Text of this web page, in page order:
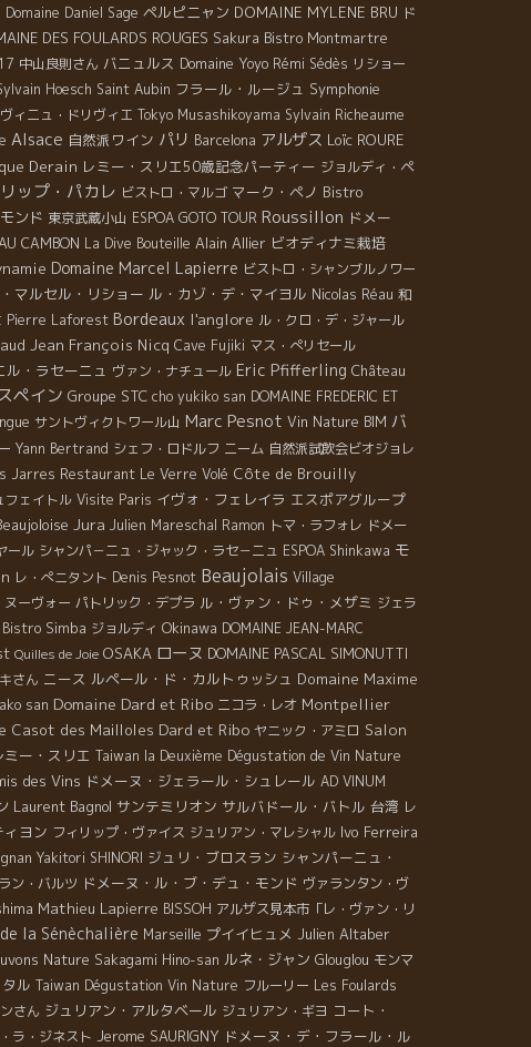
Domaine Daniel Sage ペルピニャン DOMAINE MYLENE BRU ド
DES FOULARDS ROUGES Sakura Bistro Montmartre
中山良則さん バニュルス Domaine Yoyo Rémi Sédès リショー
Hoesch Saint Aubin フラール・ルージュ Symphonie
ィニュ・ドリヴィエ Tokyo Musashikoyama Sylvain Richeaume
Alsace 自然派ワイン パリ Barcelona アルザス Loïc ROURE
Derain レミー・スリエ50歳記念パーティー ジョルディ・ペ
ップ・パカレ ビストロ・マルゴ マーク・ペノ Bistro
ンド 東京武蔵小山 ESPOA GOTO TOUR Roussillon ドメー
CAMBON La Dive Bouteille Alain Allier ビオディナミ栽培
Domaine Marcel Lapierre ビストロ・シャンブルノワー
マルセル・リショー ル・カゾ・デ・マイヨル Nicolas Réau 和
Pierre Laforest Bordeaux l'anglore ル・クロ・デ・ジャール
Jean François Nicq Cave Fujiki マス・ぺリセール
ル・ラセーニュ ヴァン・ナチュール Eric Pfifferling Château
ペイン Groupe STC cho yukiko san DOMAINE FREDERIC ET
サントヴィクトワール山 Marc Pesnot Vin Nature BIM バ
Yann Bertrand シェフ・ロドルフ ニーム 自然派試飲会ビオジョレ
Jarres Restaurant Le Verre Volé Côte de Brouilly
フェイトル Visite Paris イヴォ・フェレイラ エスポアグループ
Jura Julien Mareschal Ramon トマ・ラフォレ ドメー
ール シャンパ－ニュ・ジャック・ラセ－ニュ ESPOA Shinkawa モ
レ・ぺニタント Denis Pesnot Beaujolais Village
ヌーヴォー パトリック・デプラ ル・ヴァン・ドゥ・メザミ ジェラ
Bistro Simba ジョルディ Okinawa DOMAINE JEAN-MARC
Quilles de Joie OSAKA ローヌ DOMAINE PASCAL SIMONUTTI
さん ニース ルペール・ド・カルトゥッシュ Domaine Maxime
san Domaine Dard et Ribo ニコラ・レオ Montpellier
Casot des Mailloles Dard et Ribo ヤニック・アミロ Salon
ミー・スリエ Taiwan la Deuxième Dégustation de Vin Nature
des Vins ドメーヌ・ジェラール・シュレール AD VINUM
Laurent Bagnol サンテミリオン サルバドール・バトル 台湾 レ
ヨン フィリップ・ヴァイス ジュリアン・マレシャル Ivo Ferreira
Yakitori SHINORI ジュリ・ブロスラン シャンパーニュ・
ン・バルツ ドメーヌ・ル・ブ・デュ・モンド ヴァランタン・ヴ
Mathieu Lapierre BISSOH アルザス見本市「レ・ヴァン・リ
la Sénèchalière Marseille プイイヒュメ Julien Altaber
Nature Sakagami Hino-san ルネ・ジャン Glouglou モンマ
ル Taiwan Dégustation Vin Nature フルーリー Les Foulards
さん ジュリアン・アルタベール ジュリアン・ギヨ コート・
ラ・ジネスト Jerome SAURIGNY ドメーヌ・デ・フラール・ル